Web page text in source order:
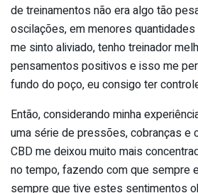
de treinamentos não era algo tão
oscilações, em menores
me sinto aliviado, tenho treinador
pensamentos positivos e isso me
fundo do poço, eu consigo ter
Então, considerando minha
uma série de pressões, cobranças e
CBD me deixou muito mais
no tempo, fazendo com que sempre
sempre que tive estes sentimentos